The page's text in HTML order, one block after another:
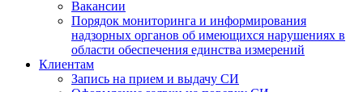
Вакансии
Порядок мониторинга и информирования
надзорных органов об имеющихся нарушениях в
области обеспечения единства измерений
Клиентам
Запись на прием и выдачу СИ